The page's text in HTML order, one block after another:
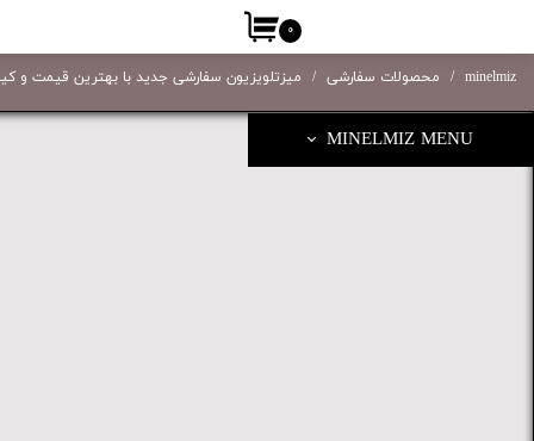
۰
minelmiz محصولات سفارشی میزتلویزیون سفارشی جدید با بهترین قیمت و
MINELMIZ MENU